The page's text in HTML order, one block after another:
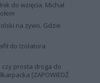
do wzięcia. Michał
na żywo. Gdzie
do Izolatora
prosta droga do
[ZAPOWIEDŹ